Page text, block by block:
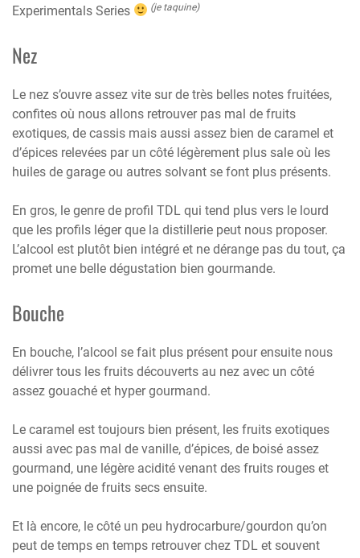
Experimentals Series
(je taquine)
Nez
Le nez s’ouvre assez vite sur de très belles notes fruitées,
confites où nous allons retrouver pas mal de fruits
exotiques, de cassis mais aussi assez bien de caramel et
d’épices relevées par un côté légèrement plus sale où les
huiles de garage ou autres solvant se font plus présents.
En gros, le genre de profil TDL qui tend plus vers le lourd
que les profils léger que la distillerie peut nous proposer.
L’alcool est plutôt bien intégré et ne dérange pas du tout, ça
promet une belle dégustation bien gourmande.
Bouche
En bouche, l’alcool se fait plus présent pour ensuite nous
délivrer tous les fruits découverts au nez avec un côté
assez gouaché et hyper gourmand.
Le caramel est toujours bien présent, les fruits exotiques
aussi avec pas mal de vanille, d’épices, de boisé assez
gourmand, une légère acidité venant des fruits rouges et
une poignée de fruits secs ensuite.
Et là encore, le côté un peu hydrocarbure/gourdon qu’on
peut de temps en temps retrouver chez TDL et souvent